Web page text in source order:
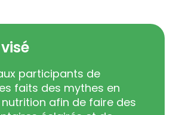
participants de
faits des mythes en
afin de faire des